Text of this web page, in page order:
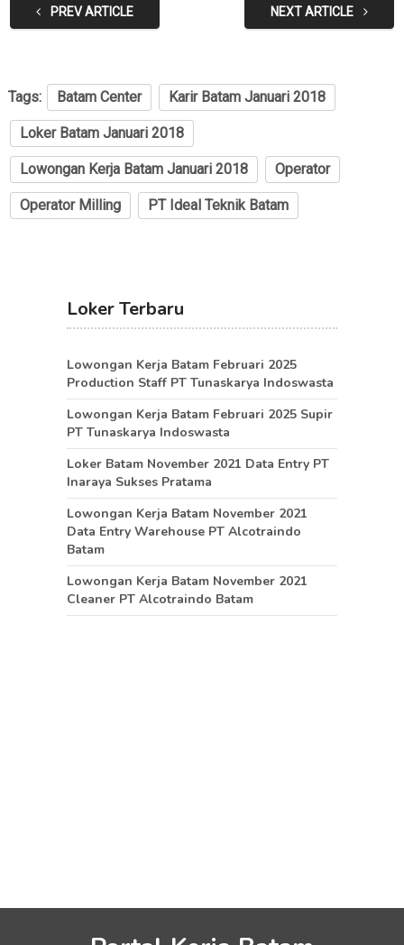
PREV ARTICLE NEXT ARTICLE
Tags: Batam Center Karir Batam Januari 2018
Loker Batam Januari 2018
Lowongan Kerja Batam Januari 2018 Operator
Operator Milling PT Ideal Teknik Batam
Loker Terbaru
Lowongan Kerja Batam Februari 2025
Production Staff PT Tunaskarya Indoswasta
Lowongan Kerja Batam Februari 2025 Supir
PT Tunaskarya Indoswasta
Loker Batam November 2021 Data Entry PT
Inaraya Sukses Pratama
Lowongan Kerja Batam November 2021
Data Entry Warehouse PT Alcotraindo
Batam
Lowongan Kerja Batam November 2021
Cleaner PT Alcotraindo Batam